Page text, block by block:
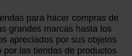
para hacer compras de
grandes marcas hasta los
apreciados por sus objetos
por las tiendas de productos